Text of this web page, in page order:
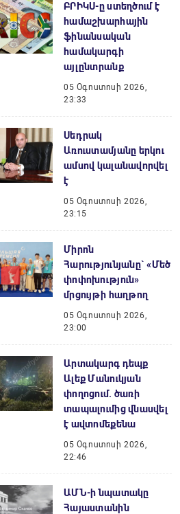
ԲՐԻԿՍ-ը ստեղծում է
համաշխարհային
ֆինանսական
համակարգի
այլընտրանք
05 Օգոստոսի 2026,
23:33
Սեդրակ
Առուստամյանը երկու
ամսով կալանավորվել
է
05 Օգոստոսի 2026,
23:15
Միրոն
Հարությունյանը` «Մեծ
փոփոխություն»
մրցույթի հաղթող
05 Օգոստոսի 2026,
23:00
Արտակարգ դեպք
Ալեք Մանուկյան
փողոցում. ծառի
տապալումից վնասվել
է ավտոմեքենա
05 Օգոստոսի 2026,
22:46
ԱՄՆ-ի նպատակը
Հայաստանին